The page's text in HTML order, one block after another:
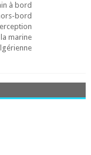
à bord
bord
marine